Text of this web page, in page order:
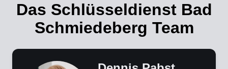
Das Schlüsseldienst Bad
Schmiedeberg Team